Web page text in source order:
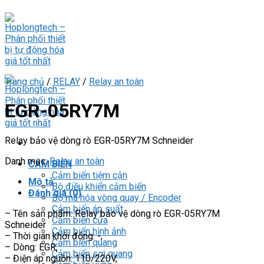
Skip
to
content
CẢM BIẾN
Cảm biến tiệm cận
Bộ điều khiển cảm biến
Bộ mã hóa vòng quay / Encoder
Cảm biến áp suất
Cảm biến cửa
Cảm biến hình ảnh
Cảm biến quang
Cảm biến sợi quang
Trang chủ / RELAY / Relay an toàn
EGR-05RY7M
Relay bảo vệ dòng rò EGR-05RY7M Schneider
Danh mục:Relay an toàn
Mô tả
Đánh giá (0)
– Tên sản phẩm: Relay bảo vệ dòng rò EGR-05RY7M
Schneider
– Thời gian khởi động: -,
– Dòng: EGR,
– Điện áp nguồn: 110/220V,